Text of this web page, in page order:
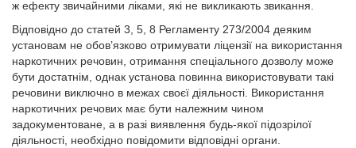
ж ефекту звичайними ліками, які не викликають звикання.
Відповідно до статей 3, 5, 8 Регламенту 273/2004 деяким
установам не обов’язково отримувати ліцензії на використання
наркотичних речовин, отримання спеціального дозволу може
бути достатнім, однак установа повинна використовувати такі
речовини виключно в межах своєї діяльності. Використання
наркотичних речових має бути належним чином
задокументоване, а в разі виявлення будь-якої підозрілої
діяльності, необхідно повідомити відповідні органи.